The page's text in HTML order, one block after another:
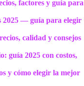
factores y guía para
2025 — guía para elegir
calidad y consejos
guía 2025 con costos,
y cómo elegir la mejor